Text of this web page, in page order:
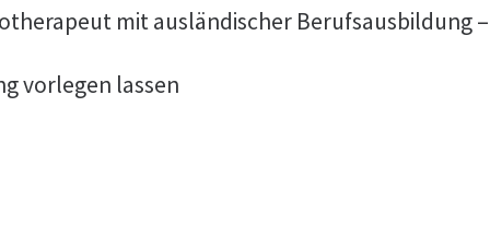
mit ausländischer Berufsausbildung –
vorlegen lassen